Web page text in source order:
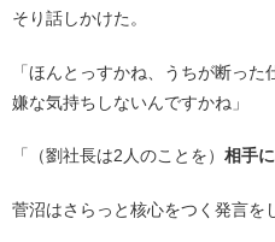
そり話しかけた。
「ほんとっすかね、うちが断っ
嫌な気持ちしないんですかね」
「（劉社長は2人のことを） 相手
菅沼はさらっと核心をつく発言を